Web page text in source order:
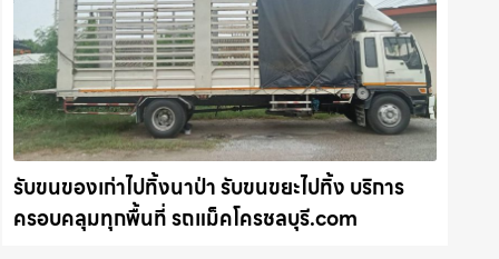
รับขนของเก่าไปทิ้งนาป่า รับขนขยะไปทิ้ง บริการ
ครอบคลุมทุกพื้นที่ รถแม็คโครชลบุรี.com